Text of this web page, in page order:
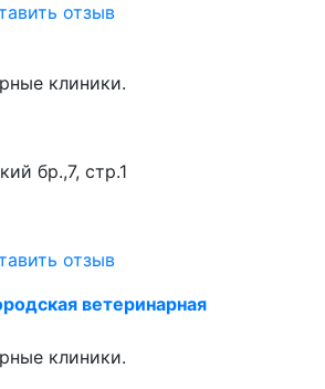
отзыв
клиники.
бр.,7, стр.1
отзыв
ветеринарная
клиники.